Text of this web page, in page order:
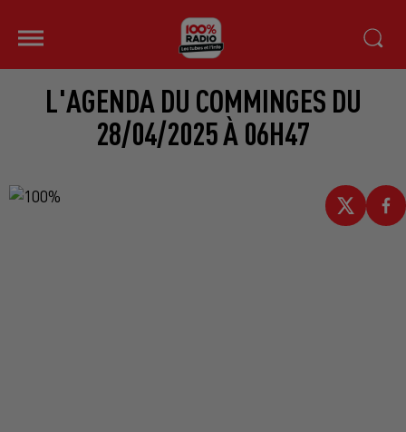
L'AGENDA DU COMMINGES DU
28/04/2025 À 06H47